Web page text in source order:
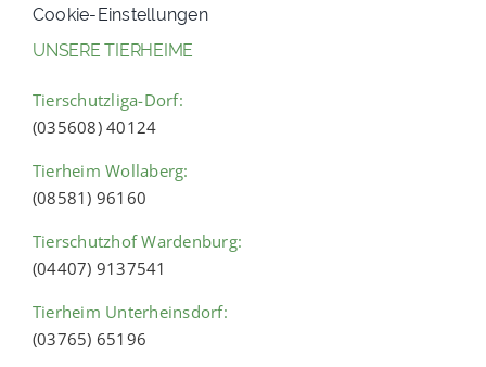
Cookie-Einstellungen
UNSERE TIERHEIME
Tierschutzliga-Dorf:
(035608) 40124
Tierheim Wollaberg:
(08581) 96160
Tierschutzhof Wardenburg:
(04407) 9137541
Tierheim Unterheinsdorf:
(03765) 65196